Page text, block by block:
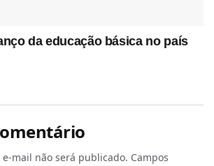
da educação básica no país
mail não será publicado. Campos